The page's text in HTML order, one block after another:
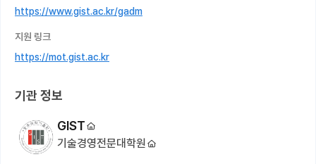
https://www.gist.ac.kr/gadm
지원 링크
https://mot.gist.ac.kr
기관 정보
GIST
기술경영전문대학원